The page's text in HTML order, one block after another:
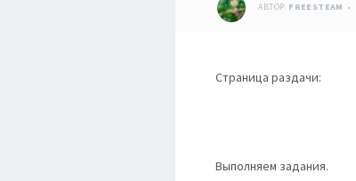
АВТОР: FREESTEAM
Страница раздачи:
Выполняем задания.